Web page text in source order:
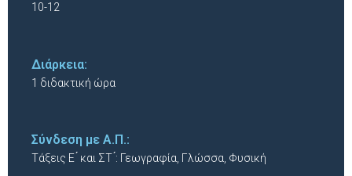
10-12
Διάρκεια:
1 διδακτική ώρα
Σύνδεση με Α.Π.:
Τάξεις Ε ́ και ΣΤ ́: Γεωγραφία, Γλώσσα, Φυσική